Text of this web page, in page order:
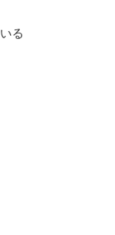
る